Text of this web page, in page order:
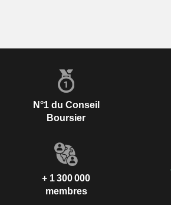
N°1 du Conseil
Boursier
+ 1 300 000
membres